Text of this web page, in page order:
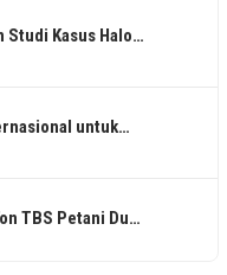
Studi Kasus Halo…
untuk…
TBS Petani Du…